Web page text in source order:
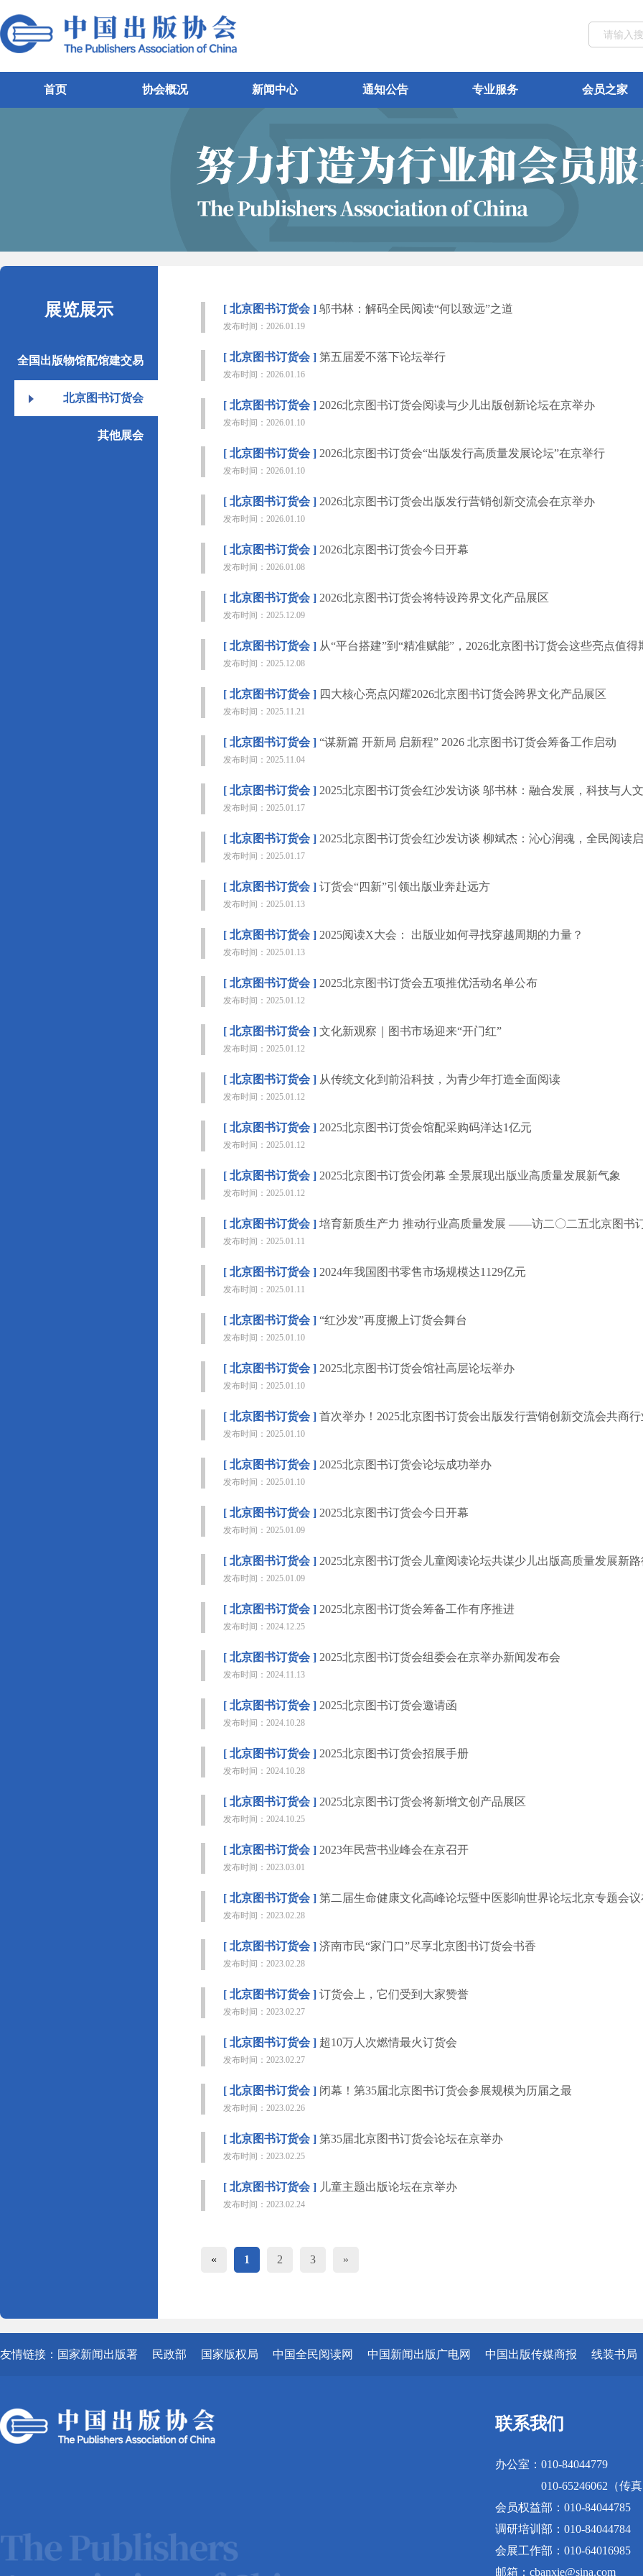
首页 协会概况 新闻中心 通知公告 专业服务 会员之家
展览展示
全国出版物馆配馆建交易
会
北京图书订货会
其他展会
[ 北京图书订货会 ] 邬书林：解码全民阅读“何以致远”之道
发布时间：2026.01.19
[ 北京图书订货会 ] 第五届爱不落下论坛举行
发布时间：2026.01.16
[ 北京图书订货会 ] 2026北京图书订货会阅读与少儿出版创新论坛在京举办
发布时间：2026.01.10
[ 北京图书订货会 ] 2026北京图书订货会“出版发行高质量发展论坛”在京举行
发布时间：2026.01.10
[ 北京图书订货会 ] 2026北京图书订货会出版发行营销创新交流会在京举办
发布时间：2026.01.10
[ 北京图书订货会 ] 2026北京图书订货会今日开幕
发布时间：2026.01.08
[ 北京图书订货会 ] 2026北京图书订货会将特设跨界文化产品展区
发布时间：2025.12.09
[ 北京图书订货会 ] 从“平台搭建”到“精准赋能”，2026北京图书订货会这些亮点值得
发布时间：2025.12.08
[ 北京图书订货会 ] 四大核心亮点闪耀2026北京图书订货会跨界文化产品展区
发布时间：2025.11.21
[ 北京图书订货会 ] “谋新篇 开新局 启新程” 2026 北京图书订货会筹备工作启动
发布时间：2025.11.04
[ 北京图书订货会 ] 2025北京图书订货会红沙发访谈 邬书林：融合发展，科技与人
发布时间：2025.01.17
[ 北京图书订货会 ] 2025北京图书订货会红沙发访谈 柳斌杰：沁心润魂，全民阅读
发布时间：2025.01.17
[ 北京图书订货会 ] 订货会“四新”引领出版业奔赴远方
发布时间：2025.01.13
[ 北京图书订货会 ] 2025阅读X大会： 出版业如何寻找穿越周期的力量？
发布时间：2025.01.13
[ 北京图书订货会 ] 2025北京图书订货会五项推优活动名单公布
发布时间：2025.01.12
[ 北京图书订货会 ] 文化新观察｜图书市场迎来“开门红”
发布时间：2025.01.12
[ 北京图书订货会 ] 从传统文化到前沿科技，为青少年打造全面阅读
发布时间：2025.01.12
[ 北京图书订货会 ] 2025北京图书订货会馆配采购码洋达1亿元
发布时间：2025.01.12
[ 北京图书订货会 ] 2025北京图书订货会闭幕 全景展现出版业高质量发展新气象
发布时间：2025.01.12
[ 北京图书订货会 ] 培育新质生产力 推动行业高质量发展 ——访二〇二五北京图书订货会
发布时间：2025.01.11
[ 北京图书订货会 ] 2024年我国图书零售市场规模达1129亿元
发布时间：2025.01.11
[ 北京图书订货会 ] “红沙发”再度搬上订货会舞台
发布时间：2025.01.10
[ 北京图书订货会 ] 2025北京图书订货会馆社高层论坛举办
发布时间：2025.01.10
[ 北京图书订货会 ] 首次举办！2025北京图书订货会出版发行营销创新交流会共商
发布时间：2025.01.10
[ 北京图书订货会 ] 2025北京图书订货会论坛成功举办
发布时间：2025.01.10
[ 北京图书订货会 ] 2025北京图书订货会今日开幕
发布时间：2025.01.09
[ 北京图书订货会 ] 2025北京图书订货会儿童阅读论坛共谋少儿出版高质量发展新路
发布时间：2025.01.09
[ 北京图书订货会 ] 2025北京图书订货会筹备工作有序推进
发布时间：2024.12.25
[ 北京图书订货会 ] 2025北京图书订货会组委会在京举办新闻发布会
发布时间：2024.11.13
[ 北京图书订货会 ] 2025北京图书订货会邀请函
发布时间：2024.10.28
[ 北京图书订货会 ] 2025北京图书订货会招展手册
发布时间：2024.10.28
[ 北京图书订货会 ] 2025北京图书订货会将新增文创产品展区
发布时间：2024.10.25
[ 北京图书订货会 ] 2023年民营书业峰会在京召开
发布时间：2023.03.01
[ 北京图书订货会 ] 第二届生命健康文化高峰论坛暨中医影响世界论坛北京专题会
发布时间：2023.02.28
[ 北京图书订货会 ] 济南市民“家门口”尽享北京图书订货会书香
发布时间：2023.02.28
[ 北京图书订货会 ] 订货会上，它们受到大家赞誉
发布时间：2023.02.27
[ 北京图书订货会 ] 超10万人次燃情最火订货会
发布时间：2023.02.27
[ 北京图书订货会 ] 闭幕！第35届北京图书订货会参展规模为历届之最
发布时间：2023.02.26
[ 北京图书订货会 ] 第35届北京图书订货会论坛在京举办
发布时间：2023.02.25
[ 北京图书订货会 ] 儿童主题出版论坛在京举办
发布时间：2023.02.24
« 1 2 3 »
友情链接： 国家新闻出版署 民政部 国家版权局 中国全民阅读网 中国新闻出版广电网 中国出版传媒商报 线装书局
联系我们
办公室：010-84044779
010-65246062（传真
会员权益部：010-84044785
调研培训部：010-84044784
会展工作部：010-64016985
邮箱：cbanxie@sina.com